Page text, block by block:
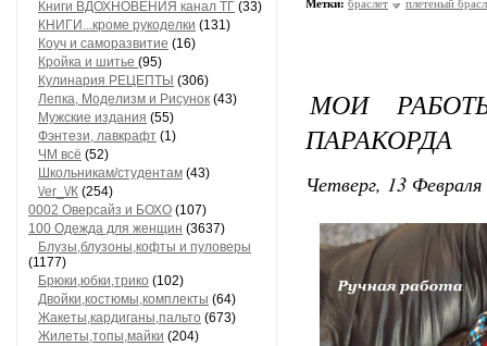
Книги ВДОХНОВЕНИЯ канал ТГ (33)
КНИГИ...кроме рукоделки (131)
Коуч и саморазвитие (16)
Кройка и шитье (95)
Кулинария РЕЦЕПТЫ (306)
Лепка, Моделизм и Рисунок (43)
Мужские издания (55)
Фэнтези, лавкрафт (1)
ЧМ всё (52)
Школьникам/студентам (43)
\/еr_\/К (254)
0002 Оверсайз и БОХО (107)
100 Одежда для женщин (3637)
Блузы,блузоны,кофты и пуловеры
(1177)
Брюки,юбки,трико (102)
Двойки,костюмы,комплекты (64)
Жакеты,кардиганы,пальто (673)
Жилеты,топы,майки (204)
Метки: браслет плетеный
МОИ
ПАРАКОРДА
Четверг, 13